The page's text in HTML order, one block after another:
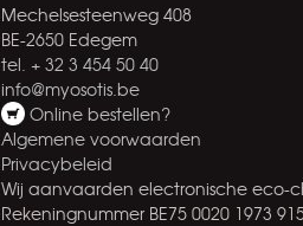
Mechelsesteenweg 408
BE-2650 Edegem
tel. + 32 3 454 50 40
info@myosotis.be
Online bestellen?
Algemene voorwaarden
Privacybeleid
Wij aanvaarden electronische eco-
Rekeningnummer BE75 0020 1973